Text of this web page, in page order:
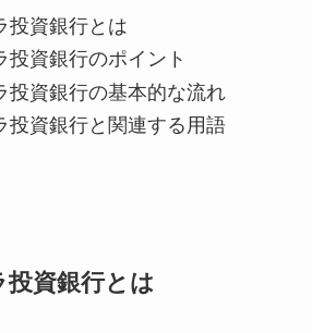
投資銀行とは
投資銀行のポイント
投資銀行の基本的な流れ
投資銀行と関連する用語
資銀行とは